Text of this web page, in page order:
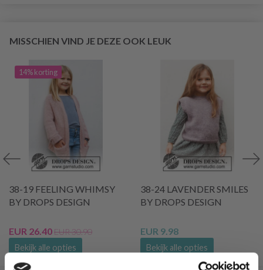
MISSCHIEN VIND JE DEZE OOK LEUK
14% korting
38-19 FEELING WHIMSY
BY DROPS DESIGN
EUR 26.40EUR 30.90
Bekijk alle opties
38-24 LAVENDER SMILES
BY DROPS DESIGN
EUR 9.98
Bekijk alle opties